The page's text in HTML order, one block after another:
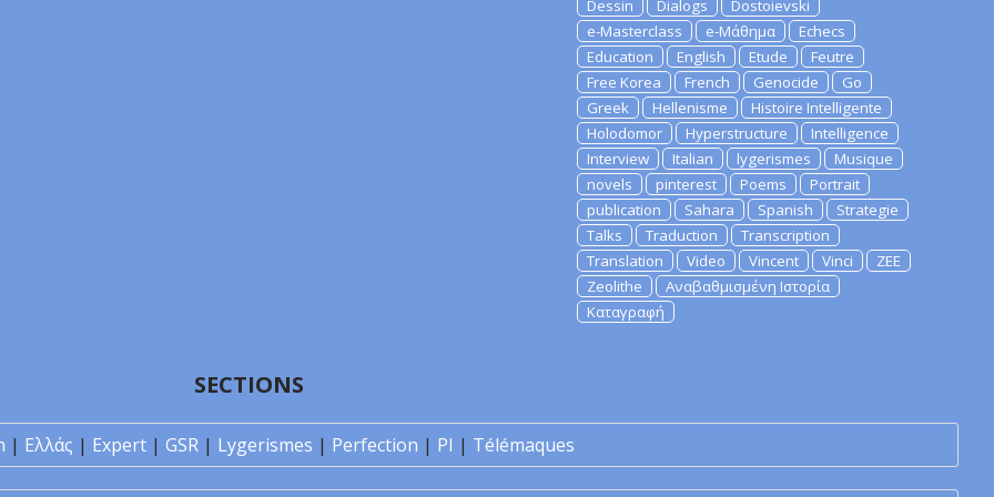
Dessin
Dialogs
Dostoievski
e-Masterclass
e-Μάθημα
Echecs
Education
English Etude
Feutre
Free Korea
French Genocide
Go
Greek
Hellenisme
Histoire Intelligente
Holodomor
Hyperstructure
Intelligence
Interview
Italian lygerismes
Musique
novels
pinterest Poems
Portrait
publication
Sahara Spanish
Strategie
Talks
Traduction
Transcription
Translation
Video Vincent Vinci
ZEE
Zeolithe
Αναβαθμισμένη Ιστορία
Καταγραφή
SECTIONS
| Ελλάς | Expert | GSR | Lygerismes | Perfection | PI | Télémaques